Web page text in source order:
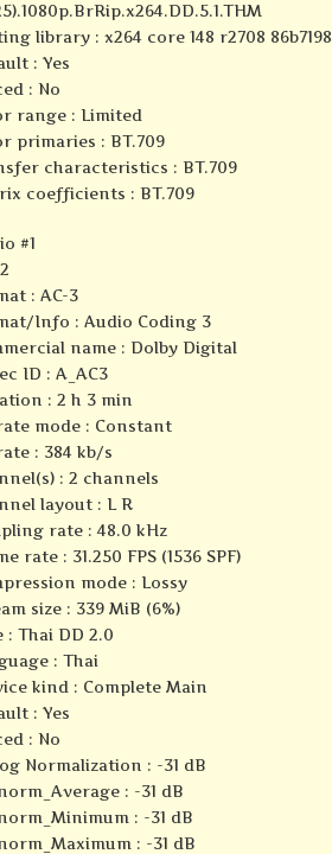
library : x264 core 148 r2708 86b7198
: Yes
: No
range : Limited
primaries : BT.709
characteristics : BT.709
coefficients : BT.709
#1
: AC-3
Info : Audio Coding 3
name : Dolby Digital
ID : A_AC3
: 2 h 3 min
mode : Constant
: 384 kb/s
: 2 channels
layout : L R
rate : 48.0 kHz
rate : 31.250 FPS (1536 SPF)
mode : Lossy
size : 339 MiB (6%)
: Thai DD 2.0
: Thai
kind : Complete Main
: Yes
: No
Normalization : -31 dB
: -31 dB
: -31 dB
: -31 dB